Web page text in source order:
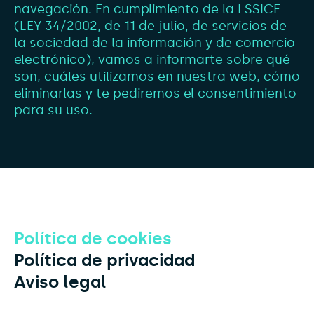
navegación. En cumplimiento de la LSSICE
(LEY 34/2002, de 11 de julio, de servicios de
la sociedad de la información y de comercio
electrónico), vamos a informarte sobre qué
son, cuáles utilizamos en nuestra web, cómo
eliminarlas y te pediremos el consentimiento
para su uso.
Política de cookies
Política de privacidad
Aviso legal